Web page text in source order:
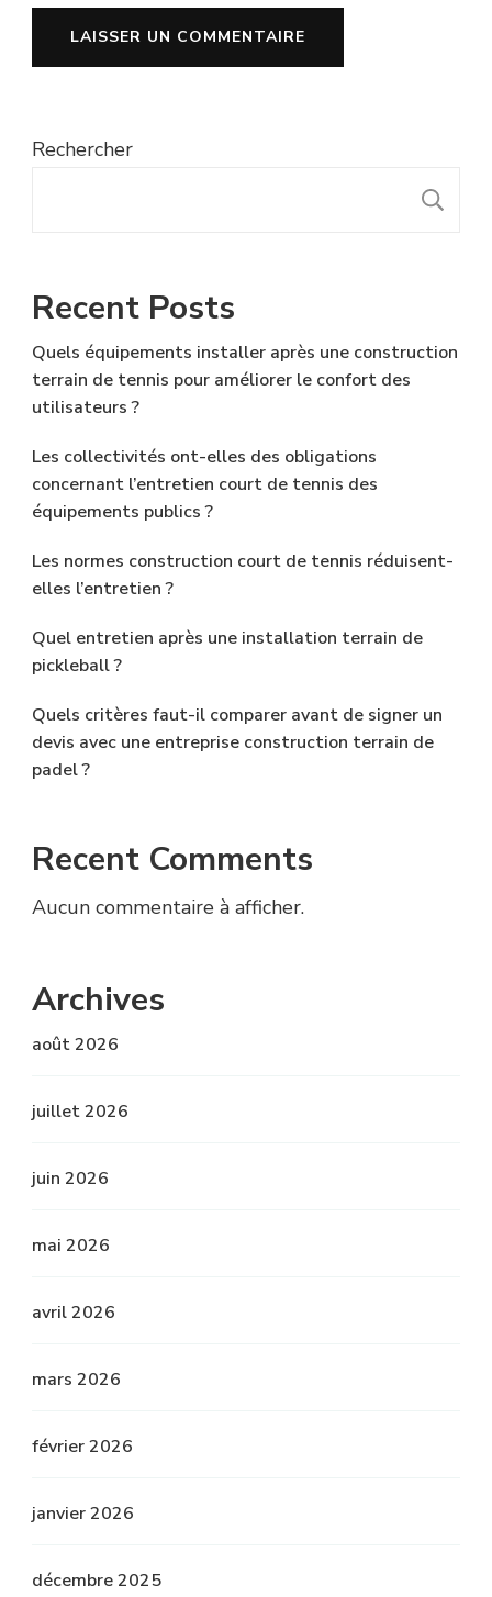
Rechercher
Recent Posts
Quels équipements installer après une construction
terrain de tennis pour améliorer le confort des
utilisateurs ?
Les collectivités ont-elles des obligations
concernant l’entretien court de tennis des
équipements publics ?
Les normes construction court de tennis réduisent-
elles l’entretien ?
Quel entretien après une installation terrain de
pickleball ?
Quels critères faut-il comparer avant de signer un
devis avec une entreprise construction terrain de
padel ?
Recent Comments
Aucun commentaire à afficher.
Archives
août 2026
juillet 2026
juin 2026
mai 2026
avril 2026
mars 2026
février 2026
janvier 2026
décembre 2025